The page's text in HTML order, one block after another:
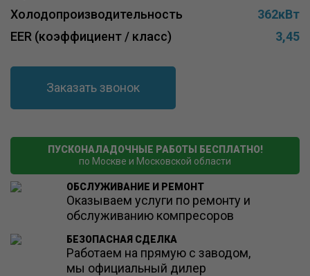
Холодопроизводительность
362кВт
EER (коэффициент / класс)
3,45
Заказать звонок
ПУСКОНАЛАДОЧНЫЕ РАБОТЫ БЕСПЛАТНО!
по Москве и Московской области
ОБСЛУЖИВАНИЕ И РЕМОНТ
Оказываем услуги по ремонту и
обслуживанию компресоров
БЕЗОПАСНАЯ СДЕЛКА
Работаем на прямую с заводом,
мы официальный дилер